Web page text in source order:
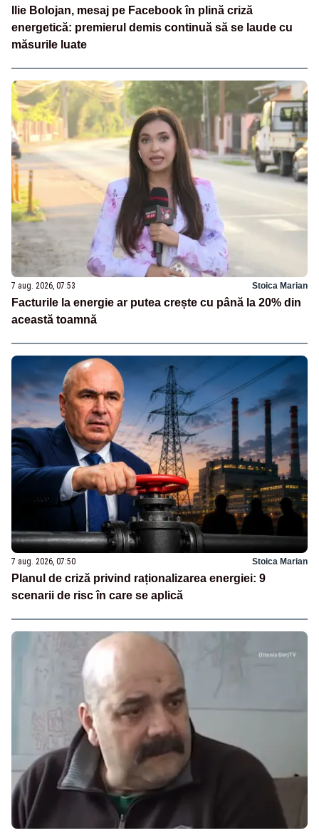
Ilie Bolojan, mesaj pe Facebook în plină criză
energetică: premierul demis continuă să se laude cu
măsurile luate
7 aug. 2026, 07:53 Stoica Marian
Facturile la energie ar putea crește cu până la 20% din
această toamnă
7 aug. 2026, 07:50 Stoica Marian
Planul de criză privind raționalizarea energiei: 9
scenarii de risc în care se aplică